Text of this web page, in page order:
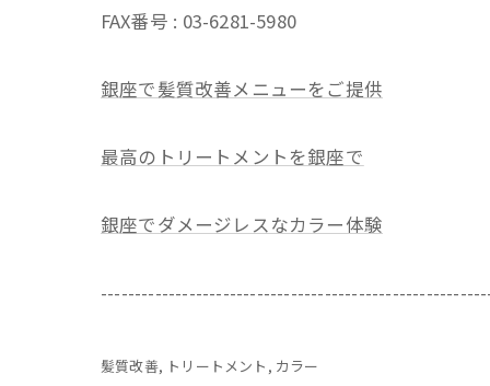
FAX番号 : 03-6281-5980
銀座で髪質改善メニューをご提供
最高のトリートメントを銀座で
銀座でダメージレスなカラー体験
髪質改善 トリートメント カラー